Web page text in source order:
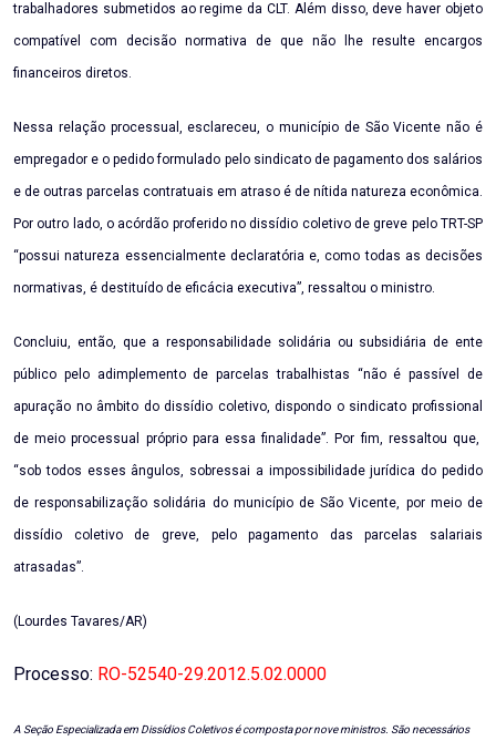
trabalhadores submetidos ao regime da CLT. Além disso, deve haver objeto
compatível com decisão normativa de que não lhe resulte encargos
financeiros diretos.
Nessa relação processual, esclareceu, o município de São Vicente não é
empregador e o pedido formulado pelo sindicato de pagamento dos salários
e de outras parcelas contratuais em atraso é de nítida natureza econômica.
Por outro lado, o acórdão proferido no dissídio coletivo de greve pelo TRT-SP
“possui natureza essencialmente declaratória e, como todas as decisões
normativas, é destituído de eficácia executiva”, ressaltou o ministro.
Concluiu, então, que a responsabilidade solidária ou subsidiária de ente
público pelo adimplemento de parcelas trabalhistas “não é passível de
apuração no âmbito do dissídio coletivo, dispondo o sindicato profissional
de meio processual próprio para essa finalidade”. Por fim, ressaltou que,
“sob todos esses ângulos, sobressai a impossibilidade jurídica do pedido
de responsabilização solidária do município de São Vicente, por meio de
dissídio coletivo de greve, pelo pagamento das parcelas salariais
atrasadas”.
(Lourdes Tavares/AR)
Processo: RO-52540-29.2012.5.02.0000
A Seção Especializada em Dissídios Coletivos é composta por nove ministros. São necessários